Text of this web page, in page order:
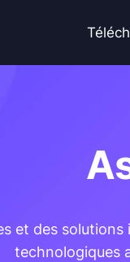
et des
technologiques